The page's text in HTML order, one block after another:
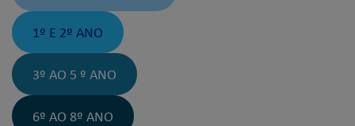
1º E 2º ANO
3º AO 5 º ANO
6º AO 8º ANO